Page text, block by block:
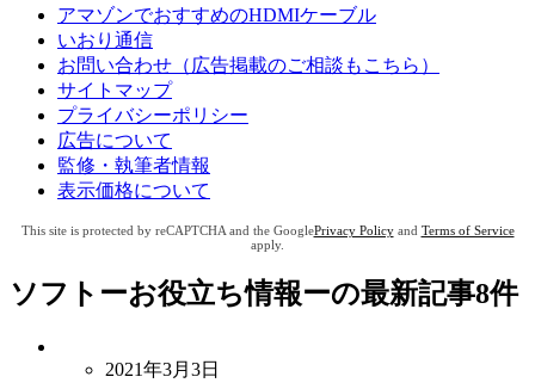
アマゾンでおすすめのHDMIケーブル
いおり通信
お問い合わせ（広告掲載のご相談もこちら）
サイトマップ
プライバシーポリシー
広告について
監修・執筆者情報
表示価格について
This site is protected by reCAPTCHA and the GooglePrivacy Policyand Terms of Service
apply.
ソフトーお役立ち情報ーの最新記事8件
2021年3月3日